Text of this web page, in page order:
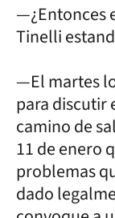
—¿Entonces
Tinelli
—El martes
para discutir
camino de
11 de enero
problemas
dado